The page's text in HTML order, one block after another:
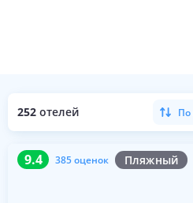
252 отелей По
9.4 385 оценок Пляжный
9.4 385 оценок